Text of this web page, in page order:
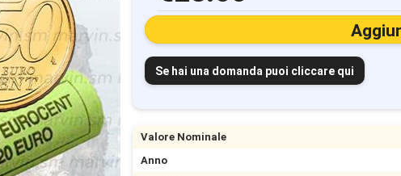
Se hai una domanda puoi cliccare qui
Valore Nominale
Anno